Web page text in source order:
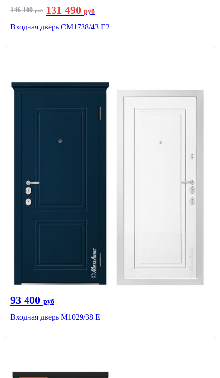
146 100руб 131 490 руб
Входная дверь СМ1788/43 E2
93 400 руб
Входная дверь М1029/38 E